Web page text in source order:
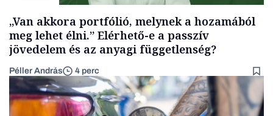
„Van akkora portfólió, melynek a hozamából
meg lehet élni.” Elérhető-e a passzív
jövedelem és az anyagi függetlenség?
Péller András 4 perc